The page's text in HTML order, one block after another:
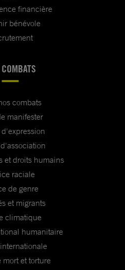
financière
bénévole
combats
manifester
et droits humains
raciale
de genre
et migrants
climatique
humanitaire
mort et torture